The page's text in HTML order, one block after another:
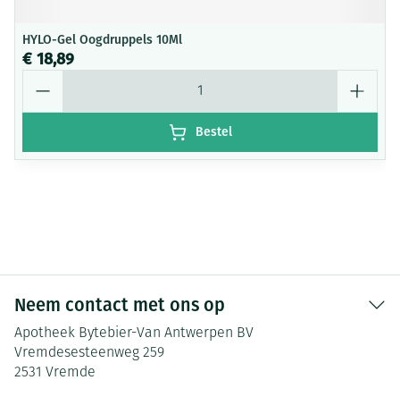
HYLO-Gel Oogdruppels 10Ml
€ 18,89
Bestel
Neem contact met ons op
Apotheek Bytebier-Van Antwerpen BV
Vremdesesteenweg 259
2531 Vremde